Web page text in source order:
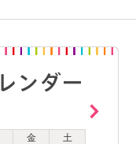
金
土